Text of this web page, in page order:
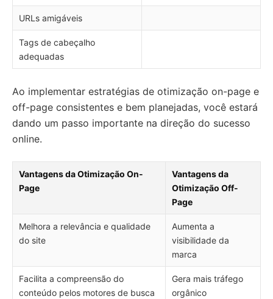
URLs amigáveis
Tags de cabeçalho
adequadas
Ao implementar estratégias de otimização on-page e
off-page consistentes e bem planejadas, você estará
dando um passo importante na direção do sucesso
online.
Vantagens da Otimização On-
Page
Vantagens da
Otimização Off-
Page
Melhora a relevância e qualidade
do site
Aumenta a
visibilidade da
marca
Facilita a compreensão do
conteúdo pelos motores de busca
Gera mais tráfego
orgânico